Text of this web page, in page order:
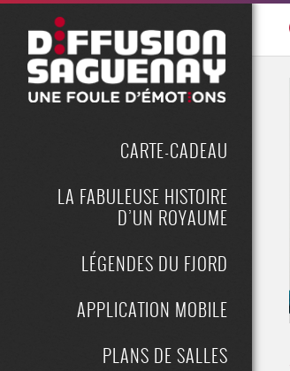
CARTE-CADEAU
LA FABULEUSE HISTOIRE
D’UN ROYAUME
LÉGENDES DU FJORD
APPLICATION MOBILE
PLANS DE SALLES